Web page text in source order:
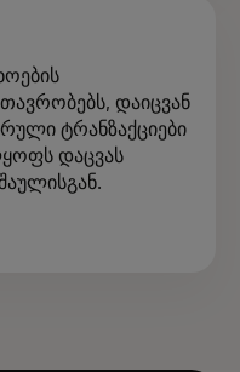
დაიცვან
ტრანზაქციები
დაცვას